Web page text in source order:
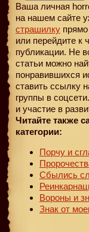
Ваша личная
на нашем сайте
страшилку
или перейдите к
публикации. Не
статьи можно
понравившихся
ставить ссылку
группы в
и участие в
Читайте также
категории:
Порчу и
Сбылись
Вороны и
Знак от